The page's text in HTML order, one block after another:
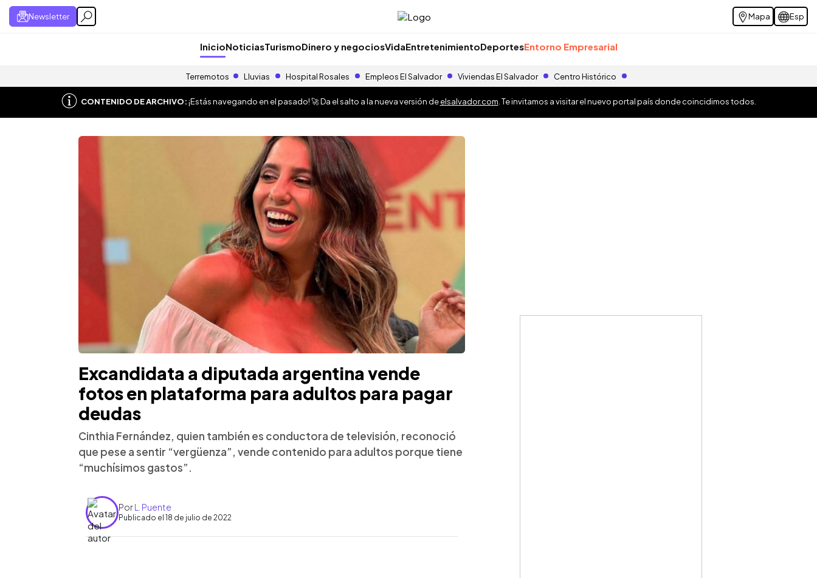
Newsletter Mapa Esp
InicioNoticiasTurismoDinero y negociosVidaEntretenimientoDeportesEntorno Empresarial
Terremotos Lluvias Hospital Rosales Empleos El Salvador Viviendas El Salvador Centro Histórico
CONTENIDO DE ARCHIVO:¡Estás navegando en el pasado! 🚀 Da el salto a la nueva versión deelsalvador.com . Te invitamos a visitar el nuevo portal país donde coincidimos todos.
Excandidata a diputada argentina vende
fotos en plataforma para adultos para pagar
deudas
Cinthia Fernández, quien también es conductora de televisión, reconoció
que pese a sentir “vergüenza”, vende contenido para adultos porque tiene
“muchísimos gastos”.
PorL. Puente
Publicado el 18 de julio de 2022